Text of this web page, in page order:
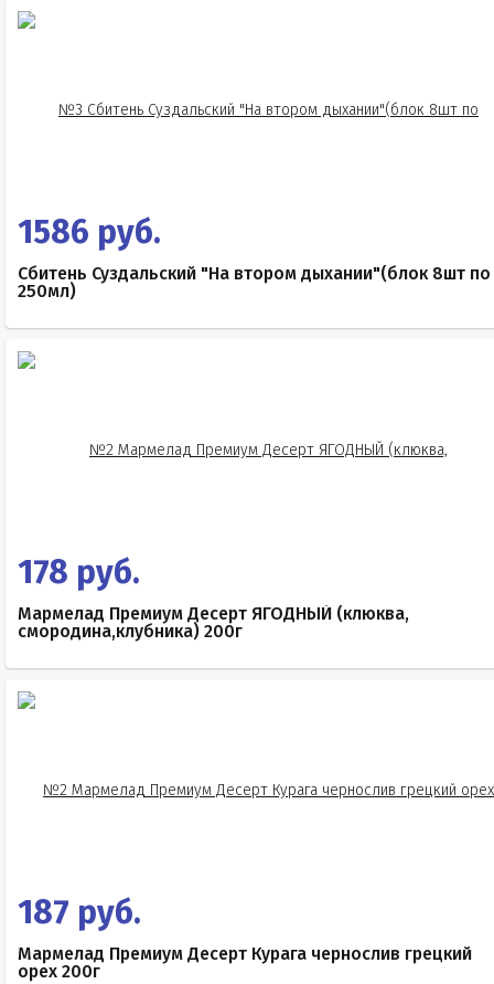
1586 руб.
Сбитень Суздальский "На втором дыхании"(блок 8шт по
250мл)
178 руб.
Мармелад Премиум Десерт ЯГОДНЫЙ (клюква,
смородина,клубника) 200г
187 руб.
Мармелад Премиум Десерт Курага чернослив грецкий
орех 200г